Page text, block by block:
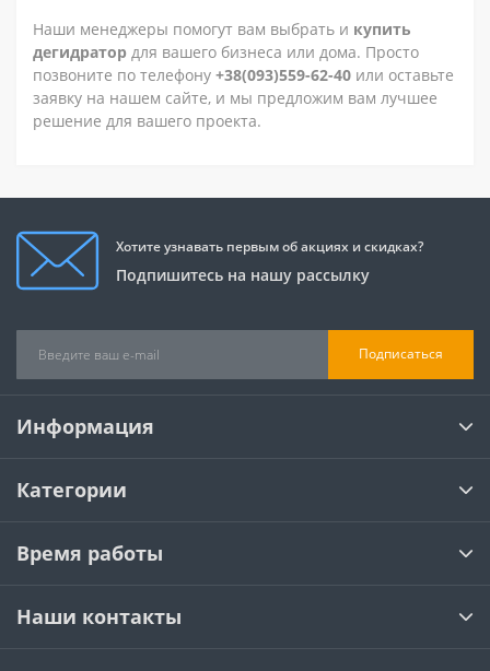
Наши менеджеры помогут вам выбрать и купить
дегидратор для вашего бизнеса или дома. Просто
позвоните по телефону +38(093)559-62-40 или оставьте
заявку на нашем сайте, и мы предложим вам лучшее
решение для вашего проекта.
Хотите узнавать первым об акциях и скидках?
Подпишитесь на нашу рассылку
Подписаться
Информация
Категории
Время работы
Наши контакты